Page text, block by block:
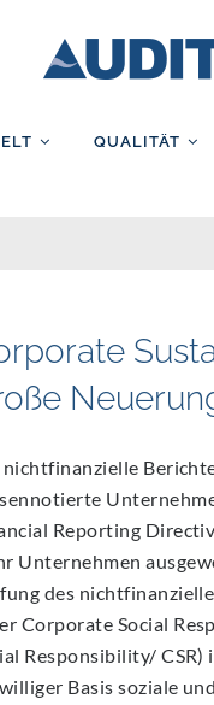
AUDIT
QUALITÄT
nichtfinanzielle
Reporting
Unternehmen
des
Corporate Social
Responsibility/
Basis soziale